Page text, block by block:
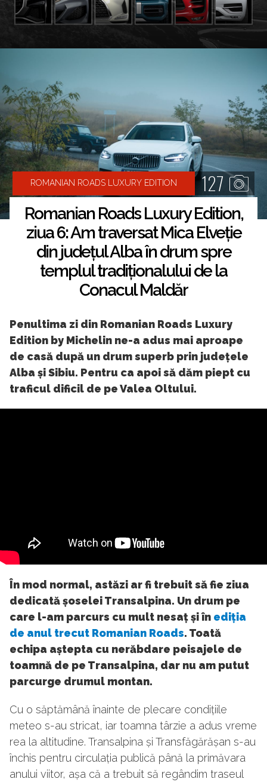
ROMANIAN ROADS LUXURY EDITION 127
Romanian Roads Luxury Edition,
ziua 6: Am traversat Mica Elveție
din județul Alba în drum spre
templul tradiționalului de la
Conacul Maldăr
Penultima zi din Romanian Roads Luxury
Edition by Michelin ne-a adus mai aproape
de casă după un drum superb prin județele
Alba și Sibiu. Pentru ca apoi să dăm piept cu
traficul dificil de pe Valea Oltului.
În mod normal, astăzi ar fi trebuit să fie ziua
dedicată șoselei Transalpina. Un drum pe
care l-am parcurs cu mult nesaț și în ediția
de anul trecut Romanian Roads. Toată
echipa aștepta cu nerăbdare peisajele de
toamnă de pe Transalpina, dar nu am putut
parcurge drumul montan.
Cu o săptămână înainte de plecare condițiile
meteo s-au stricat, iar toamna târzie a adus vreme
rea la altitudine. Transalpina și Transfăgărășan s-au
închis pentru circulația publică până la primăvara
anului viitor, așa că a trebuit să regândim traseul